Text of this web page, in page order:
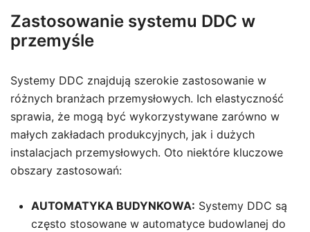
Zastosowanie systemu DDC w
przemyśle
Systemy DDC znajdują szerokie zastosowanie w
różnych branżach przemysłowych. Ich elastyczność
sprawia, że mogą być wykorzystywane zarówno w
małych zakładach produkcyjnych, jak i dużych
instalacjach przemysłowych. Oto niektóre kluczowe
obszary zastosowań:
AUTOMATYKA BUDYNKOWA: Systemy DDC są
często stosowane w automatyce budowlanej do